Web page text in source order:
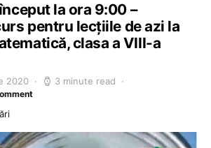
la ora 9:00 –
pentru lecțiile de azi la
clasa a VIII-a
2020 3 minute read